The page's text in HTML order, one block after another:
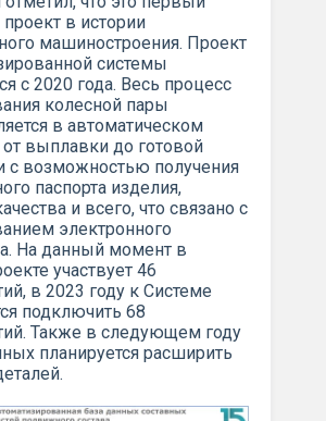
в истории
машиностроения. Проект
системы
с 2020 года. Весь процесс
колесной пары
в автоматическом
выплавки до готовой
с возможностью получения
паспорта изделия,
и всего, что связано с
электронного
На данный момент в
участвует 46
в 2023 году к Системе
подключить 68
Также в следующем году
планируется расширить